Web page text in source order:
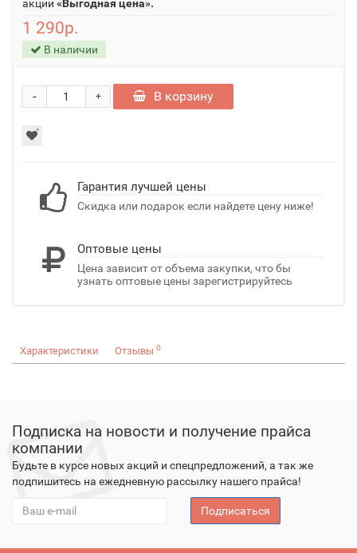
акции «Выгодная цена».
1 290р.
В наличии
+
- В корзину
Гарантия лучшей цены
Скидка или подарок если найдете цену ниже!
Оптовые цены
Цена зависит от объема закупки, что бы
узнать оптовые цены зарегистрируйтесь
Характеристики Отзывы 0
Подписка на новости и получение прайса
компании
Будьте в курсе новых акций и спецпредложений, а так же
подпишитесь на ежедневную рассылку нашего прайса!
Подписаться